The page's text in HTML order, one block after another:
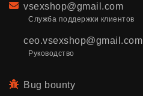
Email
vsexshop@gmail.com
Служба поддержки клиентов
ceo.vsexshop@gmail.com
Руководство
Bug bounty